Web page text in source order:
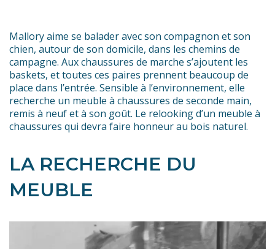
Mallory aime se balader avec son compagnon et son
chien, autour de son domicile, dans les chemins de
campagne. Aux chaussures de marche s’ajoutent les
baskets, et toutes ces paires prennent beaucoup de
place dans l’entrée. Sensible à l’environnement, elle
recherche un meuble à chaussures de seconde main,
remis à neuf et à son goût. Le relooking d’un meuble à
chaussures qui devra faire honneur au bois naturel.
LA RECHERCHE DU
MEUBLE